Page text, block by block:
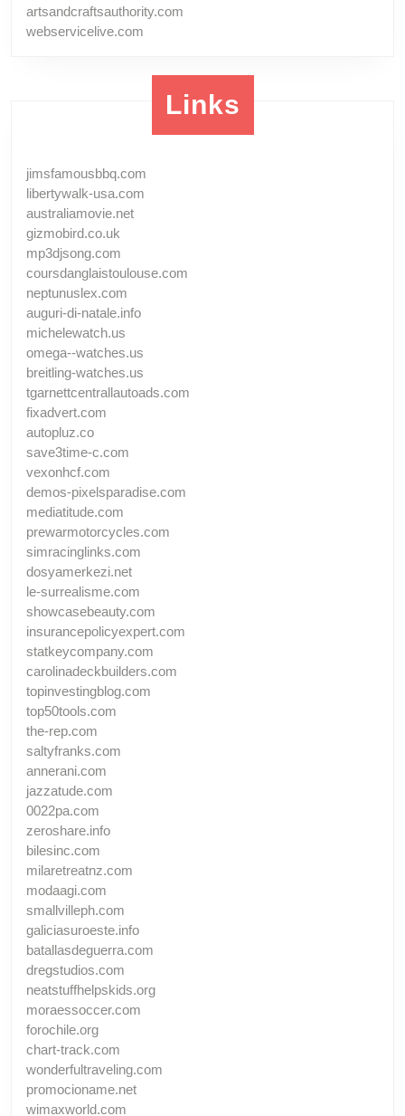
artsandcraftsauthority.com
webservicelive.com
Links
jimsfamousbbq.com
libertywalk-usa.com
australiamovie.net
gizmobird.co.uk
mp3djsong.com
coursdanglaistoulouse.com
neptunuslex.com
auguri-di-natale.info
michelewatch.us
omega--watches.us
breitling-watches.us
tgarnettcentrallautoads.com
fixadvert.com
autopluz.co
save3time-c.com
vexonhcf.com
demos-pixelsparadise.com
mediatitude.com
prewarmotorcycles.com
simracinglinks.com
dosyamerkezi.net
le-surrealisme.com
showcasebeauty.com
insurancepolicyexpert.com
statkeycompany.com
carolinadeckbuilders.com
topinvestingblog.com
top50tools.com
the-rep.com
saltyfranks.com
annerani.com
jazzatude.com
0022pa.com
zeroshare.info
bilesinc.com
milaretreatnz.com
modaagi.com
smallvilleph.com
galiciasuroeste.info
batallasdeguerra.com
dregstudios.com
neatstuffhelpskids.org
moraessoccer.com
forochile.org
chart-track.com
wonderfultraveling.com
promocioname.net
wimaxworld.com